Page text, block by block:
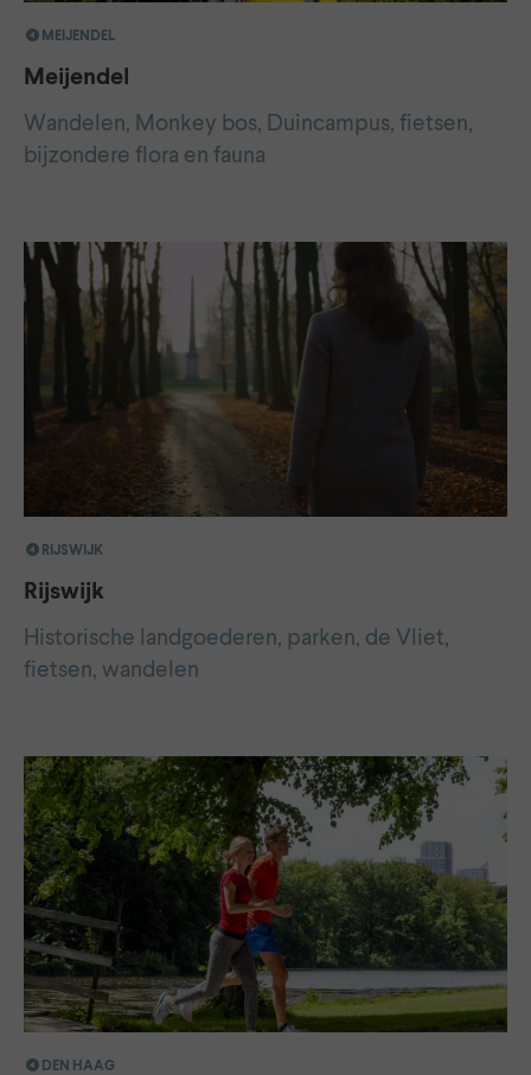
MEIJENDEL
Meijendel
Wandelen, Monkey bos, Duincampus, fietsen,
bijzondere flora en fauna
RIJSWIJK
Rijswijk
Historische landgoederen, parken, de Vliet,
fietsen, wandelen
DEN HAAG